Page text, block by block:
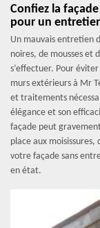
Confiez la
pour un
Un mauvais entretien
noires, de mousses et
s’effectuer. Pour
murs extérieurs à Mr
et traitements
élégance et son
façade peut
place aux moisissures,
votre façade sans
en état.